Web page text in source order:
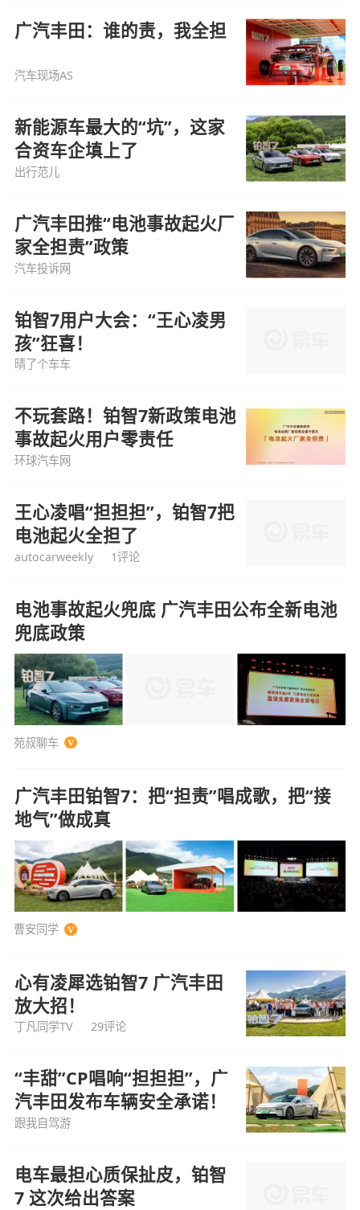
广汽丰田：谁的责，我全担
汽车现场AS
新能源车最大的“坑”，这家
合资车企填上了
出行范儿
广汽丰田推“电池事故起火厂
家全担责”政策
汽车投诉网
铂智7用户大会：“王心凌男
孩”狂喜！
晴了个车车
不玩套路！铂智7新政策电池
事故起火用户零责任
环球汽车网
王心凌唱“担担担”，铂智7把
电池起火全担了
autocarweekly 1评论
电池事故起火兜底 广汽丰田公布全新电池
兜底政策
苑叔聊车
广汽丰田铂智7：把“担责”唱成歌，把“接
地气”做成真
曹安同学
心有凌犀选铂智7 广汽丰田
放大招！
丁凡同学TV 29评论
“丰甜”CP唱响“担担担”，广
汽丰田发布车辆安全承诺！
跟我自驾游
电车最担心质保扯皮，铂智
7 这次给出答案